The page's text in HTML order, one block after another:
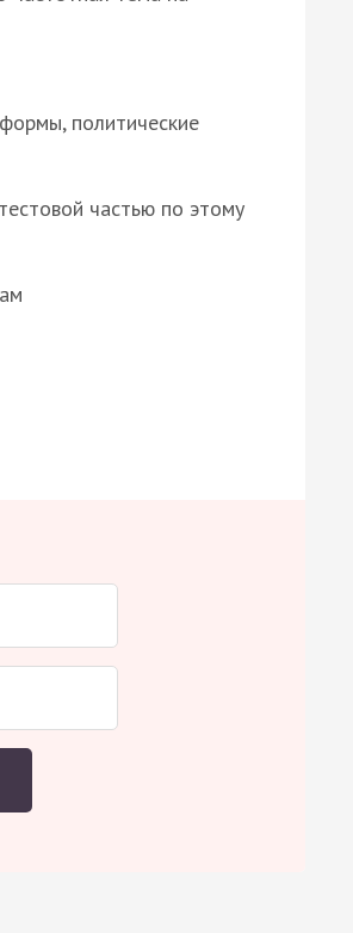
политические
частью по этому